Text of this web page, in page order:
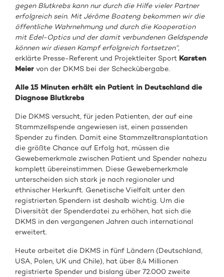
gegen Blutkrebs kann nur durch die Hilfe vieler Partner
erfolgreich sein. Mit Jérôme Boateng bekommen wir die
öffentliche Wahrnehmung und durch die Kooperation
mit Edel-Optics und der damit verbundenen Geldspende
können wir diesen Kampf erfolgreich fortsetzen“,
erklärte Presse-Referent und Projektleiter Sport Karsten
Meier von der DKMS bei der Scheckübergabe.
Alle 15 Minuten erhält ein Patient in Deutschland die
Diagnose Blutkrebs
Die DKMS versucht, für jeden Patienten, der auf eine
Stammzellspende angewiesen ist, einen passenden
Spender zu finden. Damit eine Stammzelltransplantation
die größte Chance auf Erfolg hat, müssen die
Gewebemerkmale zwischen Patient und Spender nahezu
komplett übereinstimmen. Diese Gewebemerkmale
unterscheiden sich stark je nach regionaler und
ethnischer Herkunft. Genetische Vielfalt unter den
registrierten Spendern ist deshalb wichtig. Um die
Diversität der Spenderdatei zu erhöhen, hat sich die
DKMS in den vergangenen Jahren auch international
erweitert.
Heute arbeitet die DKMS in fünf Ländern (Deutschland,
USA, Polen, UK und Chile), hat über 8,4 Millionen
registrierte Spender und bislang über 72.000 zweite